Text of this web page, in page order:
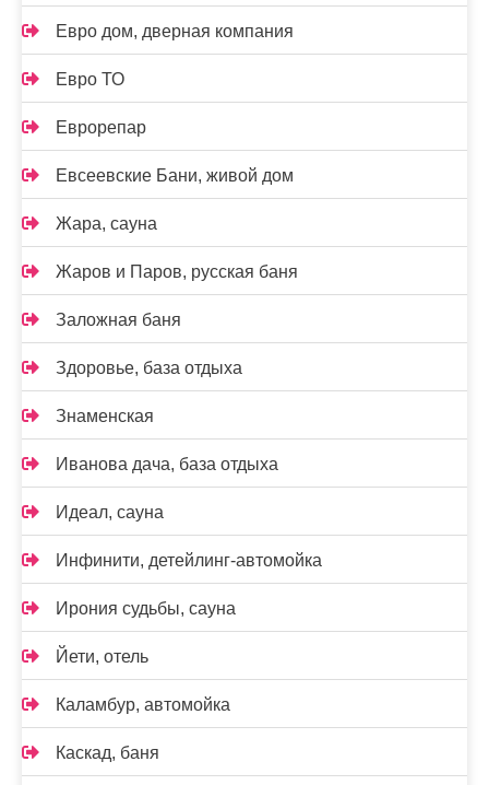
Евро дом, дверная компания
Евро ТО
Еврорепар
Евсеевские Бани, живой дом
Жара, сауна
Жаров и Паров, русская баня
Заложная баня
Здоровье, база отдыха
Знаменская
Иванова дача, база отдыха
Идеал, сауна
Инфинити, детейлинг-автомойка
Ирония судьбы, сауна
Йети, отель
Каламбур, автомойка
Каскад, баня